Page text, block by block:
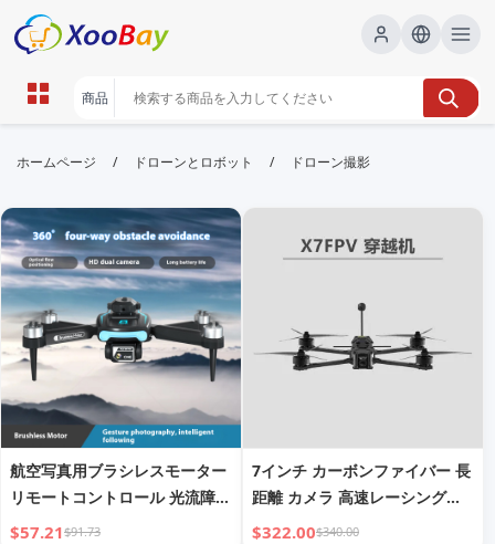
ドローン撮影 | XOOBAY B2B/B2C
ドローン撮影,空撮,映像制作, wholesale ドローン撮影,
XOOBAY
美しい空撮映像で魅力を伝える
ホームページ / ドローンとロボット / ドローン撮影
航空写真用ブラシレスモーター
リモートコントロール 光流障害
物回避 飛行 四軸
$57.21$91.73
7インチ カーボンファイバー 長
距離 カメラ 高速レーシング
FPVドローン
$322.00$340.00